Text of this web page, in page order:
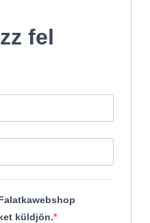
fel
küldjön.